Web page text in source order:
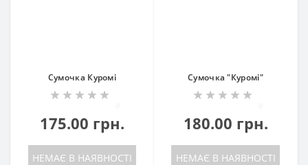
Сумочка Куромі
175.00 грн.
НЕМАЄ В НАЯВНОСТІ
Сумочка "Куромі"
180.00 грн.
НЕМАЄ В НАЯВНОСТІ